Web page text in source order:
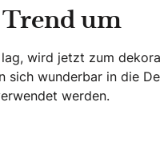
Trend um
wird jetzt zum
sich wunderbar in die
werden.